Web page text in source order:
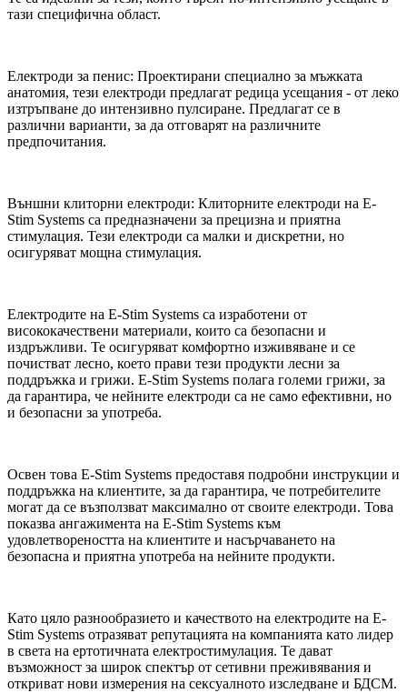
тази специфична област.
Електроди за пенис: Проектирани специално за мъжката
анатомия, тези електроди предлагат редица усещания - от леко
изтръпване до интензивно пулсиране. Предлагат се в
различни варианти, за да отговарят на различните
предпочитания.
Външни клиторни електроди: Клиторните електроди на E-
Stim Systems са предназначени за прецизна и приятна
стимулация. Тези електроди са малки и дискретни, но
осигуряват мощна стимулация.
Електродите на E-Stim Systems са изработени от
висококачествени материали, които са безопасни и
издръжливи. Те осигуряват комфортно изживяване и се
почистват лесно, което прави тези продукти лесни за
поддръжка и грижи. E-Stim Systems полага големи грижи, за
да гарантира, че нейните електроди са не само ефективни, но
и безопасни за употреба.
Освен това E-Stim Systems предоставя подробни инструкции и
поддръжка на клиентите, за да гарантира, че потребителите
могат да се възползват максимално от своите електроди. Това
показва ангажимента на E-Stim Systems към
удовлетвореността на клиентите и насърчаването на
безопасна и приятна употреба на нейните продукти.
Като цяло разнообразието и качеството на електродите на E-
Stim Systems отразяват репутацията на компанията като лидер
в света на ертотичната електростимулация. Те дават
възможност за широк спектър от сетивни преживявания и
откриват нови измерения на сексуалното изследване и БДСМ.